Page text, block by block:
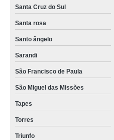
Santa Cruz do Sul
Santa rosa
Santo ângelo
Sarandi
São Francisco de Paula
São Miguel das Missões
Tapes
Torres
Triunfo